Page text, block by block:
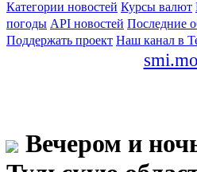
Категории новостей Курсы валют
погоды API новостей Последние
Поддержать проект Наш канал в
Вечером и